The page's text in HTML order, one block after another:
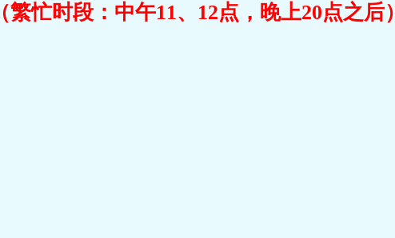
（繁忙时段：中午11、12点，晚上20点之后）